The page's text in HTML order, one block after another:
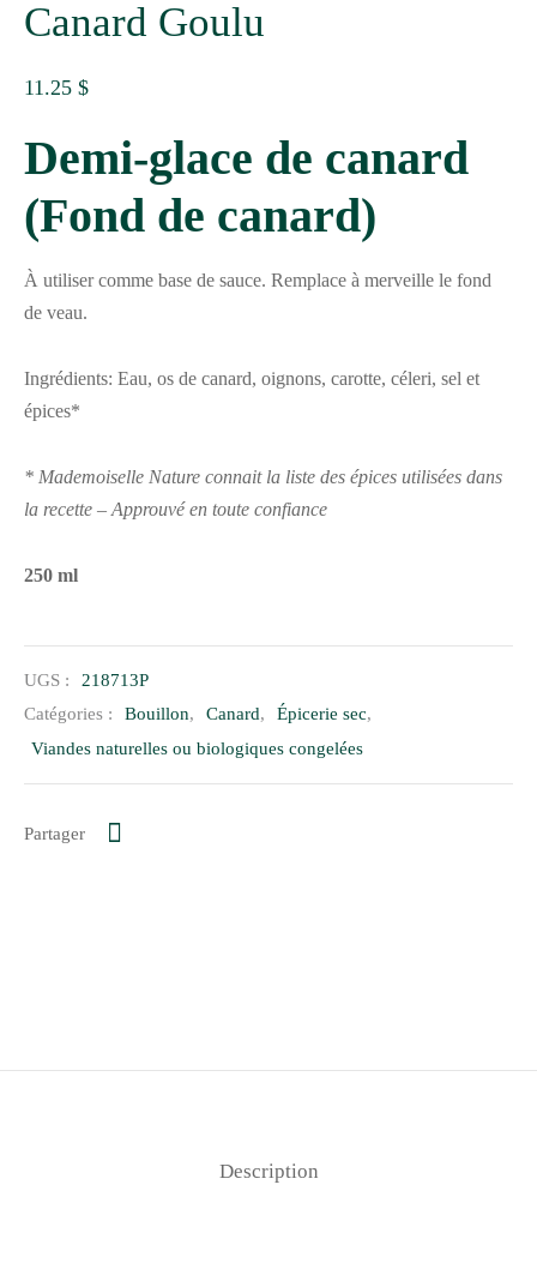
Canard Goulu
11.25 $
Demi-glace de canard
(Fond de canard)
À utiliser comme base de sauce. Remplace à merveille le fond
de veau.
Ingrédients: Eau, os de canard, oignons, carotte, céleri, sel et
épices*
* Mademoiselle Nature connait la liste des épices utilisées dans
la recette – Approuvé en toute confiance
250 ml
UGS :
218713P
Catégories :
Bouillon Canard Épicerie sec
Viandes naturelles ou biologiques congelées
Partager
Description